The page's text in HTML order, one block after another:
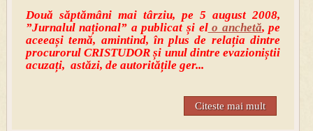
Două săptămâni mai târziu, pe 5 august 2008,
”Jurnalul național” a publicat și elo anchetă, pe
aceeași temă, amintind, în plus de relația dintre
procurorul CRISTUDOR și unul dintre evazioniștii
acuzați, astăzi, de autoritățile ger...
Citeste mai mult